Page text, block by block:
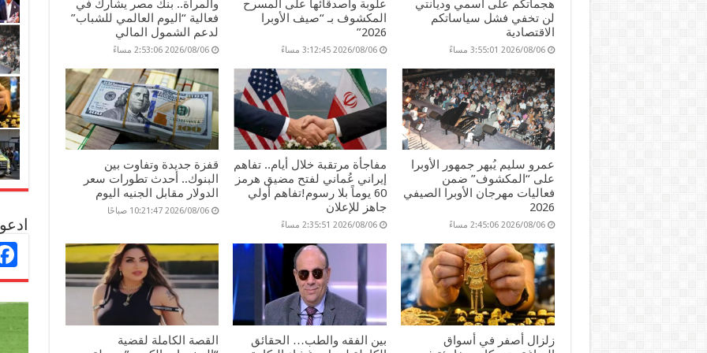
هجماتكم على اسمي وديانتي
لن تخفي فشل سياساتكم
الاقتصادية
2026/08/06 3:55:01 مساءً
علوبة وأصدقائها على المسرح
المكشوف بـ “صيف الأوبرا
2026”
2026/08/06 3:12:45 مساءً
والمرأة.. بنك مصر يشارك في
فعالية “اليوم العالمي للشباب”
لدعم الشمول المالي
2026/08/06 2:53:06 مساءً
عمرو سليم يُبهر جمهور الأوبرا
على “المكشوف” ضمن
فعاليات مهرجان الأوبرا الصيفي
2026
2026/08/06 2:45:06 مساءً
مفاجأة مرتقبة خلال أيام.. تفاهم
إيراني عُماني لفتح مضيق هرمز
60 يوماً بلا رسوم!تفاهم أولي
جاهز للإعلان
2026/08/06 2:35:51 مساءً
قفزة جديدة وتفاوت بين
البنوك.. أحدث تطورات سعر
الدولار مقابل الجنيه اليوم
2026/08/06 10:21:47 صباحًا
زلزال أصفر في أسواق
بين الفقه والطب… الحقائق
القصة الكاملة لقضية